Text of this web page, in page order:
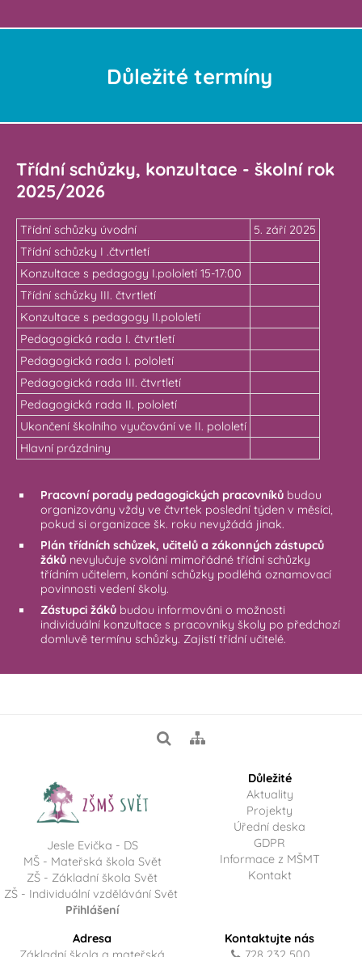
Důležité termíny
Třídní schůzky, konzultace - školní rok
2025/2026
Třídní schůzky úvodní
5. září 2025
Třídní schůzky I .čtvrtletí
Konzultace s pedagogy I.pololetí 15-17:00
Třídní schůzky III. čtvrtletí
Konzultace s pedagogy II.pololetí
Pedagogická rada I. čtvrtletí
Pedagogická rada I. pololetí
Pedagogická rada III. čtvrtletí
Pedagogická rada II. pololetí
Ukončení školního vyučování ve II. pololetí
Hlavní prázdniny
Pracovní porady pedagogických pracovníků budou
organizovány vždy ve čtvrtek poslední týden v měsíci,
pokud si organizace šk. roku nevyžádá jinak.
Plán třídních schůzek, učitelů a zákonných zástupců
žáků nevylučuje svolání mimořádné třídní schůzky
třídním učitelem, konání schůzky podléhá oznamovací
povinnosti vedení školy.
Zástupci žáků budou informováni o možnosti
individuální konzultace s pracovníky školy po předchozí
domluvě termínu schůzky. Zajistí třídní učitelé.
Jesle Evička - DS
MŠ - Mateřská škola Svět
ZŠ - Základní škola Svět
ZŠ - Individuální vzdělávání Svět
Přihlášení
Důležité
Aktuality
Projekty
Úřední deska
GDPR
Informace z MŠMT
Kontakt
Adresa
Kontaktujte nás